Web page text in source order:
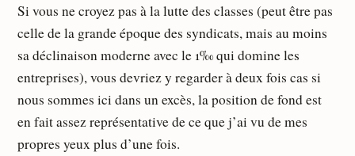
Si vous ne croyez pas à la lutte des classes (peut être pas
celle de la grande époque des syndicats, mais au moins
sa déclinaison moderne avec le 1‰ qui domine les
entreprises), vous devriez y regarder à deux fois cas si
nous sommes ici dans un excès, la position de fond est
en fait assez représentative de ce que j’ai vu de mes
propres yeux plus d’une fois.